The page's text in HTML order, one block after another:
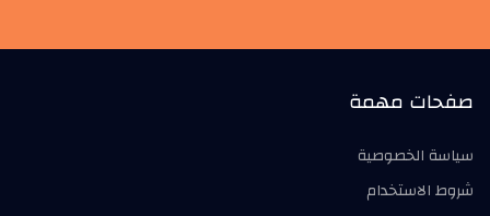
صفحات مهمة
سياسة الخصوصية
شروط الاستخدام